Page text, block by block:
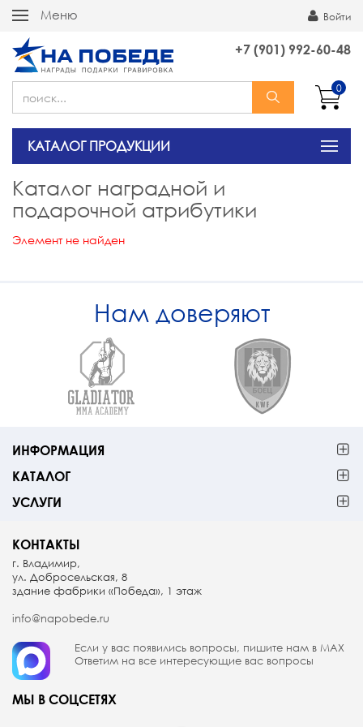
Меню Войти
+7 (901) 992-60-48
0
КАТАЛОГ ПРОДУКЦИИ
Каталог наградной и
подарочной атрибутики
Элемент не найден
Нам доверяют
ИНФОРМАЦИЯ
КАТАЛОГ
УСЛУГИ
КОНТАКТЫ
г. Владимир,
ул. Добросельская, 8
здание фабрики «Победа», 1 этаж
info@napobede.ru
Если у вас появились вопросы, пишите нам в МАX
Ответим на все интересующие вас вопросы
МЫ В СОЦСЕТЯХ